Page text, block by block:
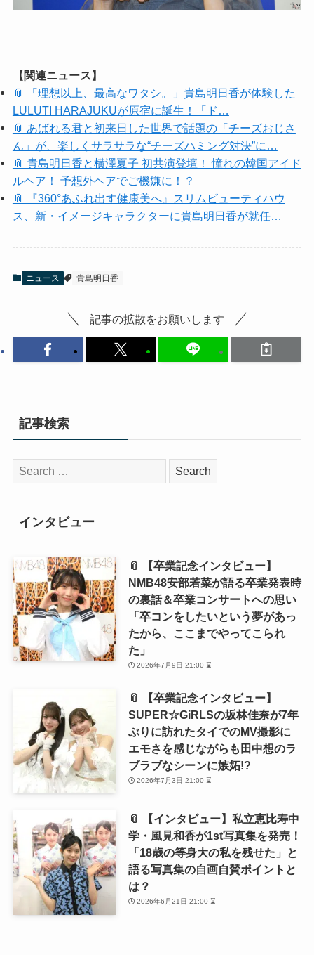
【関連ニュース】
📎 「理想以上、最高なワタシ。」貴島明日香が体験した
LULUTI HARAJUKUが原宿に誕生！「ド…
📎 あばれる君と初来日した世界で話題の「チーズおじさ
ん」が、楽しくサラサラな“チーズハミング対決”に…
📎 貴島明日香と横澤夏子 初共演登壇！ 憧れの韓国アイド
ルヘア！ 予想外ヘアでご機嫌に！？
📎 『360°あふれ出す健康美へ』スリムビューティハウ
ス、新・イメージキャラクターに貴島明日香が就任…
ニュース 貴島明日香
記事の拡散をお願いします
記事検索
検
索:
インタビュー
📎 【卒業記念インタビュー】
NMB48安部若菜が語る卒業発表時
の裏話＆卒業コンサートへの思い
「卒コンをしたいという夢があっ
たから、ここまでやってこられ
た」
2026年7月9日 21:00 ⌛
📎 【卒業記念インタビュー】
SUPER☆GiRLSの坂林佳奈が7年
ぶりに訪れたタイでのMV撮影に
エモさを感じながらも田中想のラ
ブラブなシーンに嫉妬!?
2026年7月3日 21:00 ⌛
📎 【インタビュー】私立恵比寿中
学・風見和香が1st写真集を発売！
「18歳の等身大の私を残せた」と
語る写真集の自画自賛ポイントと
は？
2026年6月21日 21:00 ⌛